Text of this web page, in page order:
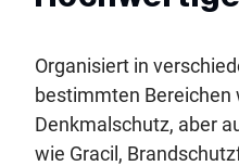
Organisiert in
bestimmten Bereichen
Denkmalschutz, aber
wie Gracil,